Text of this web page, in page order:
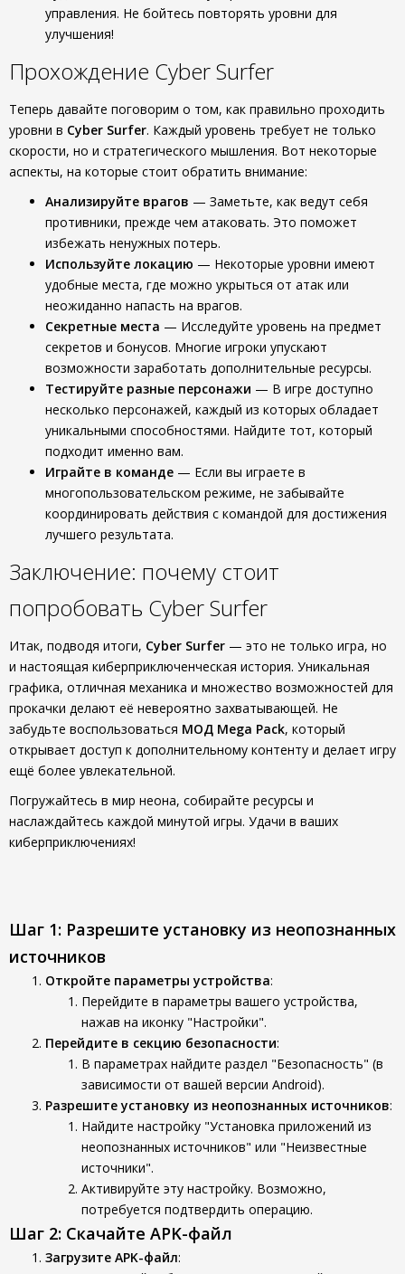
управления. Не бойтесь повторять уровни для
улучшения!
Прохождение Cyber Surfer
Теперь давайте поговорим о том, как правильно проходить
уровни в Cyber Surfer. Каждый уровень требует не только
скорости, но и стратегического мышления. Вот некоторые
аспекты, на которые стоит обратить внимание:
Анализируйте врагов — Заметьте, как ведут себя
противники, прежде чем атаковать. Это поможет
избежать ненужных потерь.
Используйте локацию — Некоторые уровни имеют
удобные места, где можно укрыться от атак или
неожиданно напасть на врагов.
Секретные места — Исследуйте уровень на предмет
секретов и бонусов. Многие игроки упускают
возможности заработать дополнительные ресурсы.
Тестируйте разные персонажи — В игре доступно
несколько персонажей, каждый из которых обладает
уникальными способностями. Найдите тот, который
подходит именно вам.
Играйте в команде — Если вы играете в
многопользовательском режиме, не забывайте
координировать действия с командой для достижения
лучшего результата.
Заключение: почему стоит
попробовать Cyber Surfer
Итак, подводя итоги, Cyber Surfer — это не только игра, но
и настоящая киберприключенческая история. Уникальная
графика, отличная механика и множество возможностей для
прокачки делают её невероятно захватывающей. Не
забудьте воспользоваться МОД Mega Pack, который
открывает доступ к дополнительному контенту и делает игру
ещё более увлекательной.
Погружайтесь в мир неона, собирайте ресурсы и
наслаждайтесь каждой минутой игры. Удачи в ваших
киберприключениях!
Шаг 1: Разрешите установку из неопознанных
источников
Откройте параметры устройства:
Перейдите в параметры вашего устройства,
нажав на иконку "Настройки".
Перейдите в секцию безопасности:
В параметрах найдите раздел "Безопасность" (в
зависимости от вашей версии Android).
Разрешите установку из неопознанных источников:
Найдите настройку "Установка приложений из
неопознанных источников" или "Неизвестные
источники".
Активируйте эту настройку. Возможно,
потребуется подтвердить операцию.
Шаг 2: Скачайте APK-файл
Загрузите APK-файл: